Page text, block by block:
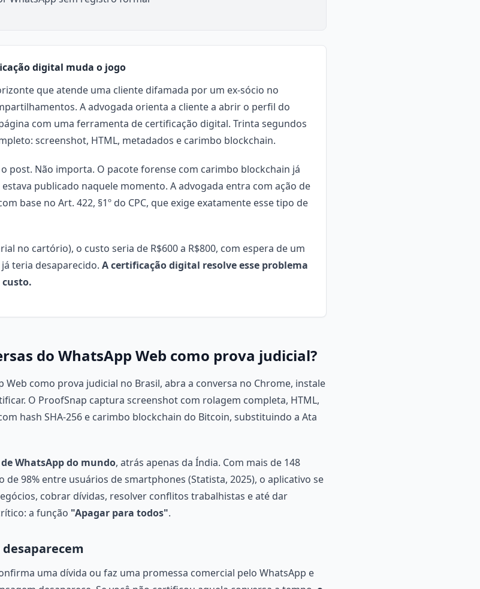
digital muda o jogo
que atende uma cliente difamada por um ex-sócio no
A advogada orienta a cliente a abrir o perfil do
com uma ferramenta de certificação digital. Trinta segundos
screenshot, HTML, metadados e carimbo blockchain.
post. Não importa. O pacote forense com carimbo blockchain já
publicado naquele momento. A advogada entra com ação de
base no Art. 422, §1º do CPC, que exige exatamente esse tipo de
no cartório), o custo seria de R$600 a R$800, com espera de um
teria desaparecido. A certificação digital resolve esse problema
do WhatsApp Web como prova judicial?
Web como prova judicial no Brasil, abra a conversa no Chrome, instale
O ProofSnap captura screenshot com rolagem completa, HTML,
hash SHA-256 e carimbo blockchain do Bitcoin, substituindo a Ata
WhatsApp do mundo, atrás apenas da Índia. Com mais de 148
98% entre usuários de smartphones (Statista, 2025), o aplicativo se
cobrar dívidas, resolver conflitos trabalhistas e até dar
a função "Apagar para todos".
uma dívida ou faz uma promessa comercial pelo WhatsApp e